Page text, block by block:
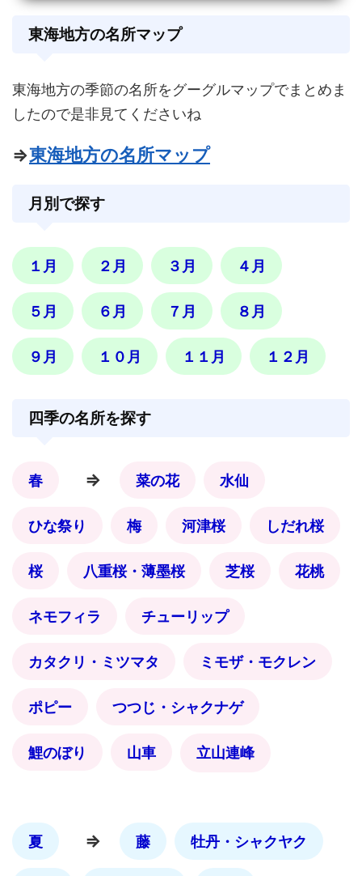
東海地方の名所マップ
東海地方の季節の名所をグーグルマップでまとめま
したので是非見てくださいね
⇒東海地方の名所マップ
月別で探す
１月 ２月 ３月 ４月
５月 ６月 ７月 ８月
９月 １０月 １１月 １２月
四季の名所を探す
春 ⇒ 菜の花 水仙
ひな祭り 梅 河津桜 しだれ桜
桜 八重桜・薄墨桜 芝桜 花桃
ネモフィラ チューリップ
カタクリ・ミツマタ ミモザ・モクレン
ポピー つつじ・シャクナゲ
鯉のぼり 山車 立山連峰
夏 ⇒ 藤 牡丹・シャクヤク